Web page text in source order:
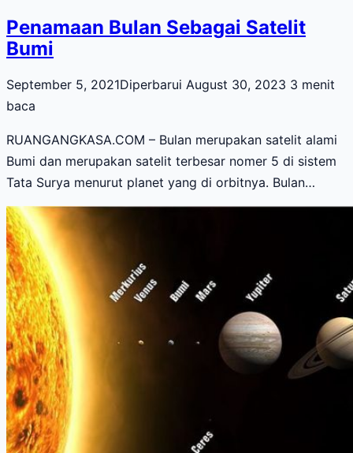
Penamaan Bulan Sebagai Satelit
Bumi
September 5, 2021Diperbarui August 30, 2023 3 menit
baca
RUANGANGKASA.COM – Bulan merupakan satelit alami
Bumi dan merupakan satelit terbesar nomer 5 di sistem
Tata Surya menurut planet yang di orbitnya. Bulan…